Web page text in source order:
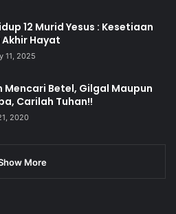
12 Murid Yesus : Kesetiaan
Hayat
11, 2025
Mencari Betel, Gilgal Maupun
Carilah Tuhan!!
2020
More